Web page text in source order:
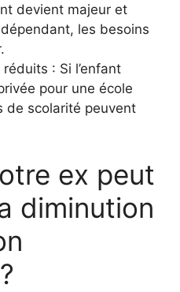
devient majeur et
les besoins
: Si l’enfant
pour une école
de scolarité peuvent
ex peut
diminution